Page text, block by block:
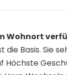
Wohnort
Basis. Sie
Höchste